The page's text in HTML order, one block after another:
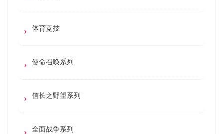
体育竞技
使命召唤系列
信长之野望系列
全面战争系列